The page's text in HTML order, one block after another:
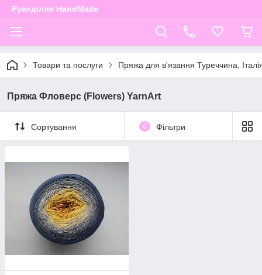
Рукоділля HandMade
Товари та послуги Пряжа для в'язання Туреччина,
Пряжа Фловерс (Flowers) YarnArt
Сортування 0 Фільтри